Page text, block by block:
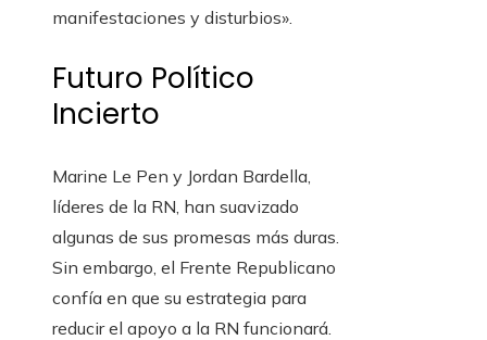
manifestaciones y disturbios».
Futuro Político
Incierto
Marine Le Pen y Jordan Bardella,
líderes de la RN, han suavizado
algunas de sus promesas más duras.
Sin embargo, el Frente Republicano
confía en que su estrategia para
reducir el apoyo a la RN funcionará.